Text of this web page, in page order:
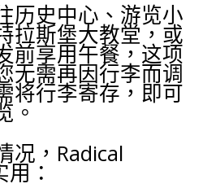
历史中心、游览小
拉斯堡大教堂，或
前享用午餐，这项
无需再因行李而调
将行李寄存，即可
。
况，Radical
：